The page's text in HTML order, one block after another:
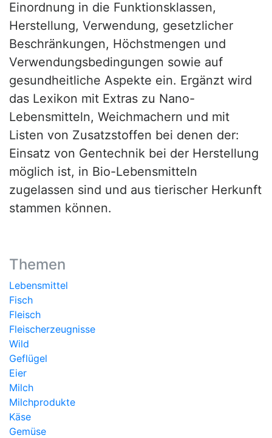
Einordnung in die Funktionsklassen,
Herstellung, Verwendung, gesetzlicher
Beschränkungen, Höchstmengen und
Verwendungsbedingungen sowie auf
gesundheitliche Aspekte ein. Ergänzt wird
das Lexikon mit Extras zu Nano-
Lebensmitteln, Weichmachern und mit
Listen von Zusatzstoffen bei denen der:
Einsatz von Gentechnik bei der Herstellung
möglich ist, in Bio-Lebensmitteln
zugelassen sind und aus tierischer Herkunft
stammen können.
Themen
Lebensmittel
Fisch
Fleisch
Fleischerzeugnisse
Wild
Geflügel
Eier
Milch
Milchprodukte
Käse
Gemüse